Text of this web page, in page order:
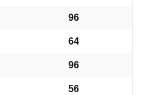
96
64
96
56